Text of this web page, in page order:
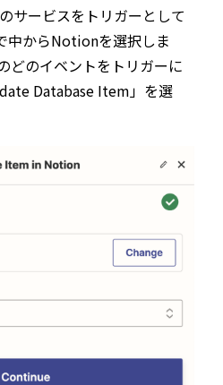
サービスをトリガーとして
中からNotionを選択しま
どのイベントをトリガーに
Database Item」を選